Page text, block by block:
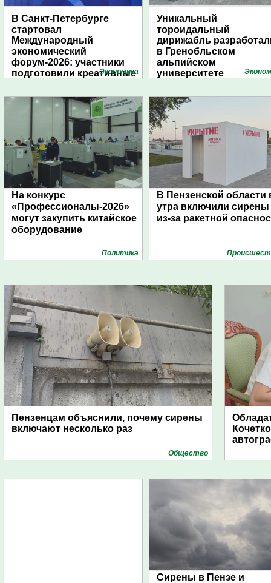
В Санкт-Петербурге
стартовал
Международный
экономический
форум-2026: участники
подготовили креативные
Экономика
Уникальный
тороидальный
дирижабль
в Гренобльском
альпийском
университете
На конкурс
«Профессионалы-2026»
могут закупить китайское
оборудование
Политика
В Пензенской области
утра включили сирены
из-за ракетной
Пензенцам объяснили, почему сирены
включают несколько раз
Общество
Сирены в Пензе и